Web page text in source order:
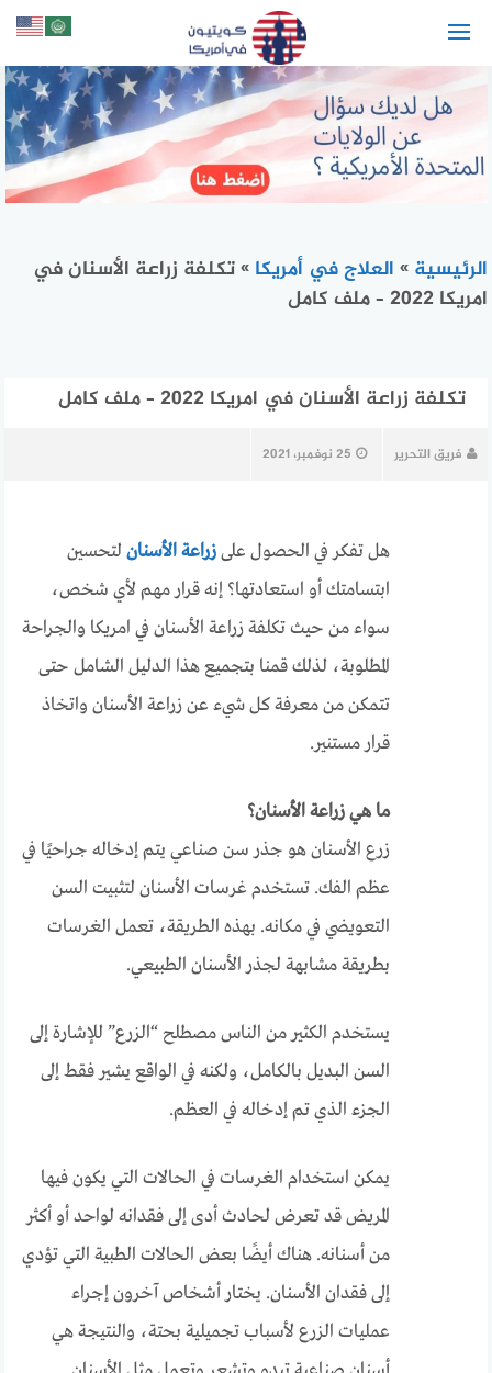
الرئيسية » العلاج في أمريكا »تكلفة زراعة الأسنان في
امريكا 2022 – ملف كامل
تكلفة زراعة الأسنان في امريكا 2022 – ملف كامل
فريق التحرير 25 نوفمبر، 2021
هل تفكر في الحصول علىزراعة الأسنانلتحسين
ابتسامتك أو استعادتها؟ إنه قرار مهم لأي شخص،
سواء من حيث تكلفة زراعة الأسنان في امريكا والجراحة
المطلوبة، لذلك قمنا بتجميع هذا الدليل الشامل حتى
تتمكن من معرفة كل شيء عن زراعة الأسنان واتخاذ
قرار مستنير.
ما هي زراعة الأسنان؟
زرع الأسنان هو جذر سن صناعي يتم إدخاله جراحيًا في
عظم الفك. تستخدم غرسات الأسنان لتثبيت السن
التعويضي في مكانه. بهذه الطريقة، تعمل الغرسات
بطريقة مشابهة لجذر الأسنان الطبيعي.
يستخدم الكثير من الناس مصطلح “الزرع” للإشارة إلى
السن البديل بالكامل، ولكنه في الواقع يشير فقط إلى
الجزء الذي تم إدخاله في العظم.
يمكن استخدام الغرسات في الحالات التي يكون فيها
المريض قد تعرض لحادث أدى إلى فقدانه لواحد أو أكثر
من أسنانه. هناك أيضًا بعض الحالات الطبية التي تؤدي
إلى فقدان الأسنان. يختار أشخاص آخرون إجراء
عمليات الزرع لأسباب تجميلية بحتة، والنتيجة هي